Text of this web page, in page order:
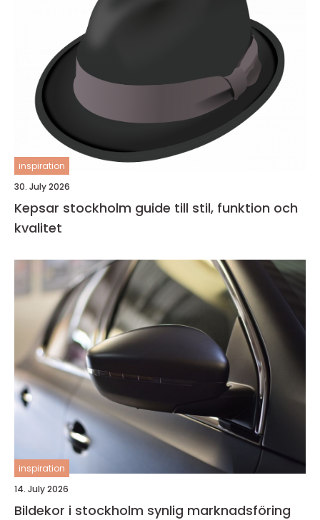
inspiration
30. July 2026
Kepsar stockholm guide till stil, funktion och
kvalitet
inspiration
14. July 2026
Bildekor i stockholm synlig marknadsföring